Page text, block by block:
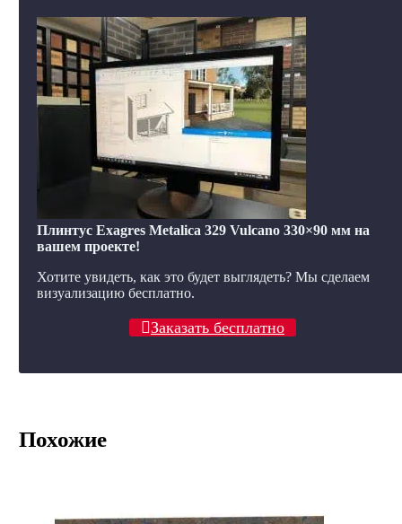
Плинтус Exagres Metalica 329 Vulcano 330×90 мм на
вашем проекте!
Хотите увидеть, как это будет выглядеть? Мы сделаем
визуализацию бесплатно.
Заказать бесплатно
Похожие